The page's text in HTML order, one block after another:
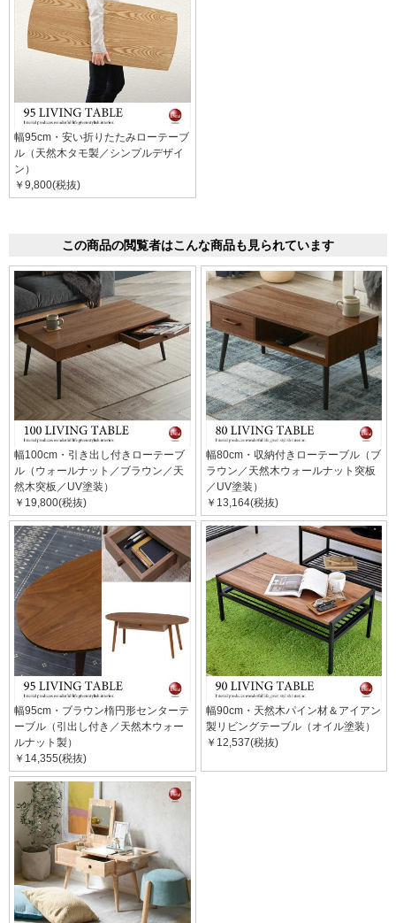
幅95cm・安い折りたたみローテーブ
ル（天然木タモ製／シンプルデザイ
ン）
￥9,800(税抜)
この商品の閲覧者はこんな商品も見られています
幅100cm・引き出し付きローテーブ
ル（ウォールナット／ブラウン／天
然木突板／UV塗装）
￥19,800(税抜)
幅80cm・収納付きローテーブル（ブ
ラウン／天然木ウォールナット突板
／UV塗装）
￥13,164(税抜)
幅95cm・ブラウン楕円形センターテ
ーブル（引出し付き／天然木ウォー
ルナット製）
￥14,355(税抜)
幅90cm・天然木パイン材＆アイアン
製リビングテーブル（オイル塗装）
￥12,537(税抜)